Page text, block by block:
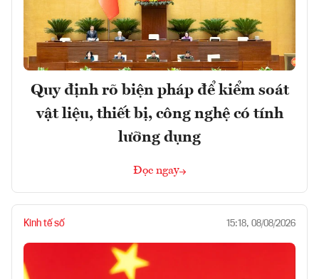
Quy định rõ biện pháp để kiểm soát
vật liệu, thiết bị, công nghệ có tính
lưỡng dụng
Đọc ngay
Kinh tế số 15:18, 08/08/2026